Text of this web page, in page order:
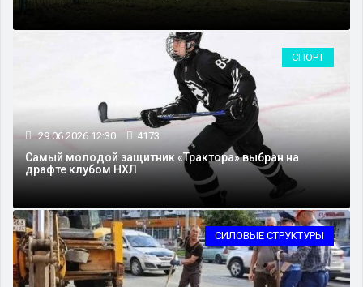
СПОРТ
29.06.2026 12:30 4173
Самый молодой защитник «Трактора» выбран на
драфте клубом НХЛ
СИЛОВЫЕ СТРУКТУРЫ